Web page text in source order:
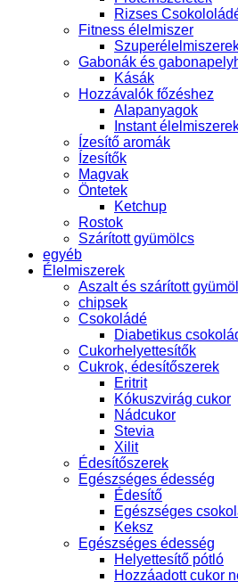
Rizses
Fitness élelmiszer
Gabonák és
Kásák
Hozzávalók főzéshez
Alapanyagok
Instant
Ízesítő aromák
Ízesítők
Magvak
Öntetek
Ketchup
Rostok
Szárított gyümölcs
egyéb
Élelmiszerek
Aszalt és szárított
chipsek
Csokoládé
Diabetikus
Cukorhelyettesítők
Cukrok, édesítőszerek
Eritrit
Kókuszvirág cukor
Nádcukor
Stevia
Xilit
Édesítőszerek
Egészséges édesség
Édesítő
Egészséges
Keksz
Egészséges édesség
Helyettesítő pótló
Hozzáadott cukor